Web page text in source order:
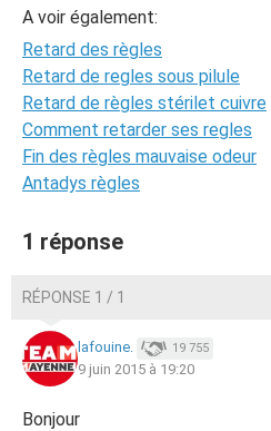
A voir également:
Retard des règles
Retard de regles sous pilule
Retard de règles stérilet cuivre
Comment retarder ses regles
Fin des règles mauvaise odeur
Antadys règles
1 réponse
RÉPONSE 1 / 1
lafouine. 19 755
9 juin 2015 à 19:20
Bonjour